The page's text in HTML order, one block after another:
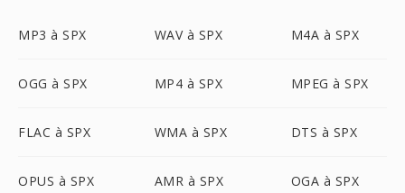
MP3 à SPX WAV à SPX M4A à SPX
OGG à SPX MP4 à SPX MPEG à SPX
FLAC à SPX WMA à SPX DTS à SPX
OPUS à SPX AMR à SPX OGA à SPX